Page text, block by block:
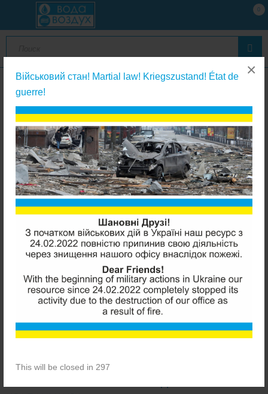
Військовий стан! Martial law! Kriegszustand! État de
guerre!
This will be closed in 297
×
0
Запчасти к клапанам управления
Clack V3007-06 прямое подключение WS1